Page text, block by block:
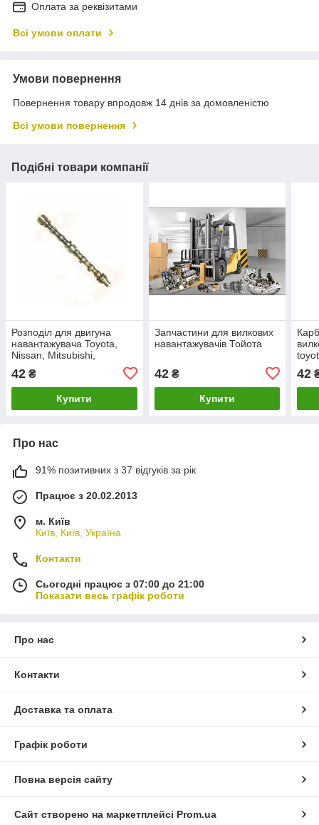
Оплата за реквізитами
Всі умови оплати
Умови повернення
Повернення товару впродовж 14 днів за домовленістю
Всі умови повернення
Подібні товари компанії
Розподіл для двигуна
навантажувача Toyota,
Nissan, Mitsubishi,
BT
42 ₴
Купити
Запчастини для вилкових
навантажувачів Тойота
42₴
Купити
42
Про нас
91% позитивних з 37 відгуків за рік
Працює з 20.02.2013
м. Київ
Київ, Київ, Україна
Контакти
Сьогодні працює з 07:00 до 21:00
Показати весь графік роботи
Про нас
Контакти
Доставка та оплата
Графік роботи
Повна версія сайту
Сайт створено на маркетплейсі Prom.ua